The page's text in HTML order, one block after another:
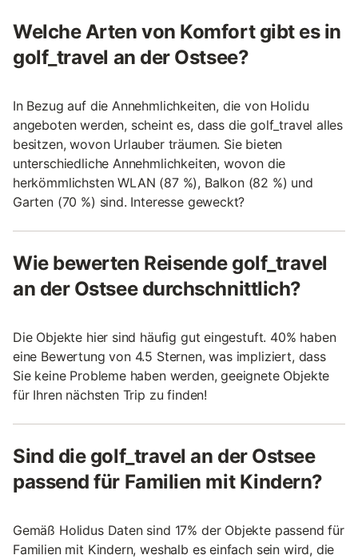
Welche Arten von Komfort gibt es in
golf_travel an der Ostsee?
In Bezug auf die Annehmlichkeiten, die von Holidu
angeboten werden, scheint es, dass die golf_travel alles
besitzen, wovon Urlauber träumen. Sie bieten
unterschiedliche Annehmlichkeiten, wovon die
herkömmlichsten WLAN (87 %), Balkon (82 %) und
Garten (70 %) sind. Interesse geweckt?
Wie bewerten Reisende golf_travel
an der Ostsee durchschnittlich?
Die Objekte hier sind häufig gut eingestuft. 40% haben
eine Bewertung von 4.5 Sternen, was impliziert, dass
Sie keine Probleme haben werden, geeignete Objekte
für Ihren nächsten Trip zu finden!
Sind die golf_travel an der Ostsee
passend für Familien mit Kindern?
Gemäß Holidus Daten sind 17% der Objekte passend für
Familien mit Kindern, weshalb es einfach sein wird, die